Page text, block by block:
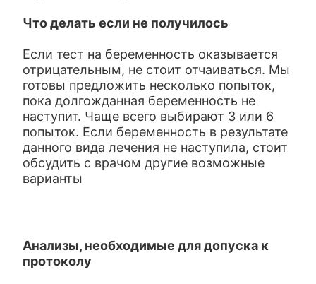
Что делать если не получилось
Если тест на беременность оказывается
отрицательным, не стоит отчаиваться. Мы
готовы предложить несколько попыток,
пока долгожданная беременность не
наступит. Чаще всего выбирают 3 или 6
попыток. Если беременность в результате
данного вида лечения не наступила, стоит
обсудить с врачом другие возможные
варианты
Анализы, необходимые для допуска к
протоколу